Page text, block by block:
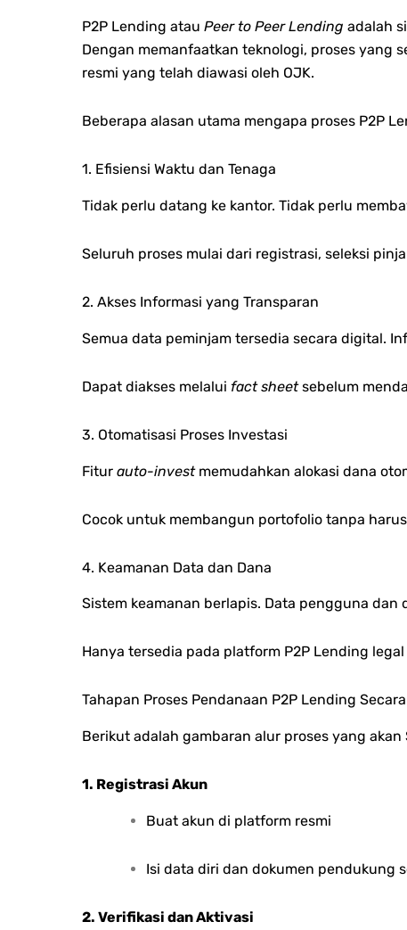
P2P Lending atau Peer to Peer Lending adalah
Dengan memanfaatkan teknologi, proses yang
resmi yang telah diawasi oleh OJK.
Beberapa alasan utama mengapa proses P2P
1. Efisiensi Waktu dan Tenaga
Tidak perlu datang ke kantor. Tidak perlu
Seluruh proses mulai dari registrasi, seleksi
2. Akses Informasi yang Transparan
Semua data peminjam tersedia secara digital.
Dapat diakses melalui fact sheetsebelum
3. Otomatisasi Proses Investasi
Fitur auto-investmemudahkan alokasi dana
Cocok untuk membangun portofolio tanpa
4. Keamanan Data dan Dana
Sistem keamanan berlapis. Data pengguna dan
Hanya tersedia pada platform P2P Lending
Tahapan Proses Pendanaan P2P Lending
Berikut adalah gambaran alur proses yang
1. Registrasi Akun
Buat akun di platform resmi
Isi data diri dan dokumen pendukung
2. Verifikasi dan Aktivasi